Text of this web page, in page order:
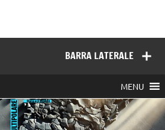
BARRA LATERALE
MENU